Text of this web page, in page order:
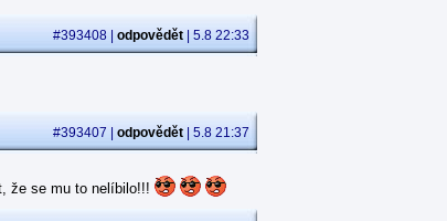
#393408 | odpovědět | 5.8 22:33
#393407 | odpovědět | 5.8 21:37
že se mu to nelíbilo!!!